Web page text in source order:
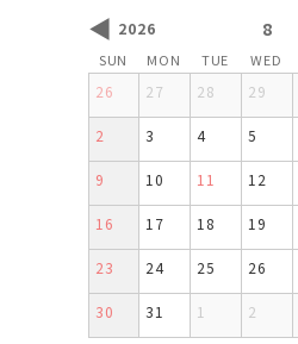
◀ 2026 8
SUN MON TUE WED
26 27 28 29
2 3 4 5
9 10 11 12
16 17 18 19
23 24 25 26
30 31 1 2